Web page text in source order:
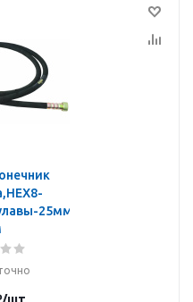
25мм,длина